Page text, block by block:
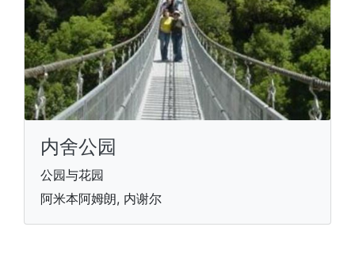
内舍公园
公园与花园
阿米本阿姆朗, 内谢尔